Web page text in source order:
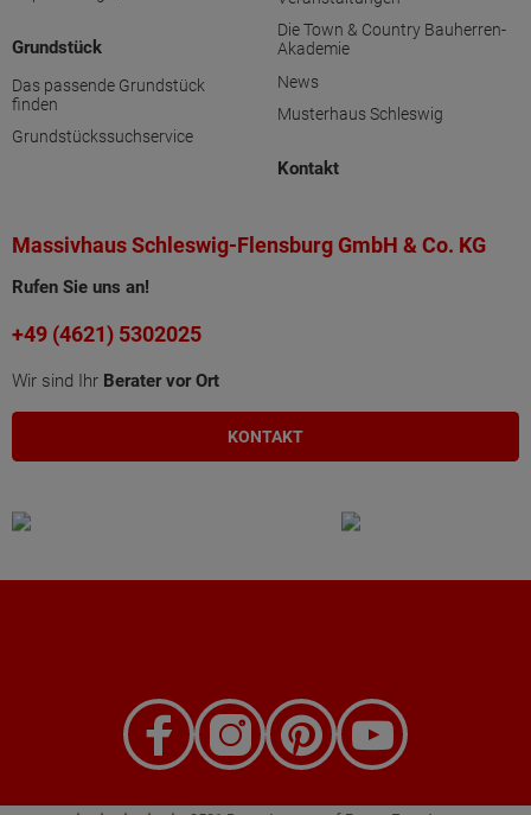
Grundstück
Das passende Grundstück
finden
Grundstückssuchservice
Die Town & Country Bauherren-
Akademie
News
Musterhaus Schleswig
Kontakt
Massivhaus Schleswig-Flensburg GmbH & Co. KG
Rufen Sie uns an!
+49 (4621) 5302025
Wir sind Ihr Berater vor Ort
KONTAKT